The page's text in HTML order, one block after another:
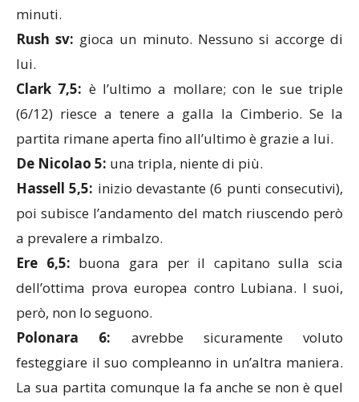
minuti.
Rush sv: gioca un minuto. Nessuno si accorge di
lui.
Clark 7,5: è l’ultimo a mollare; con le sue triple
(6/12) riesce a tenere a galla la Cimberio. Se la
partita rimane aperta fino all’ultimo è grazie a lui.
De Nicolao 5: una tripla, niente di più.
Hassell 5,5: inizio devastante (6 punti consecutivi),
poi subisce l’andamento del match riuscendo però
a prevalere a rimbalzo.
Ere 6,5: buona gara per il capitano sulla scia
dell’ottima prova europea contro Lubiana. I suoi,
però, non lo seguono.
Polonara 6: avrebbe sicuramente voluto
festeggiare il suo compleanno in un’altra maniera.
La sua partita comunque la fa anche se non è quel